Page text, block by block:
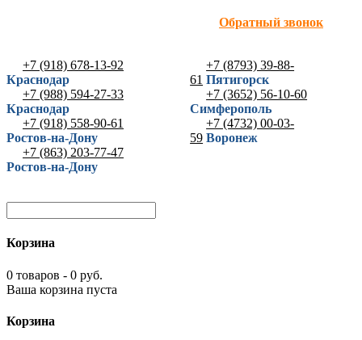
Обратный звонок
+7 (918) 678-13-92
Краснодар
+7 (988) 594-27-33
Краснодар
+7 (918) 558-90-61
Ростов-на-Дону
+7 (863) 203-77-47
Ростов-на-Дону
+7 (8793) 39-88-
61 Пятигорск
+7 (3652) 56-10-60
Симферополь
+7 (4732) 00-03-
59 Воронеж
Корзина
0 товаров - 0 руб.
Ваша корзина пуста
Корзина